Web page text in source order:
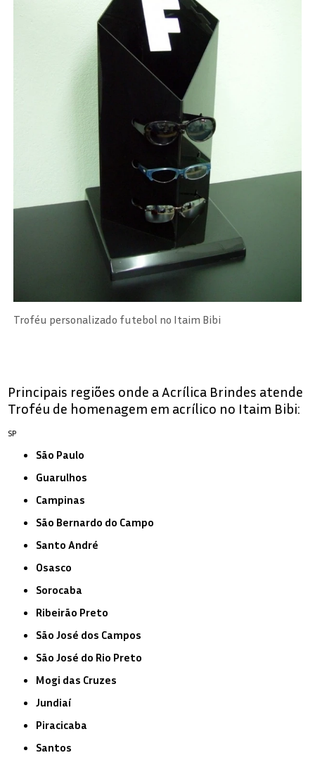
Troféu personalizado futebol no Itaim Bibi
Principais regiões onde a Acrílica Brindes atende
Troféu de homenagem em acrílico no Itaim Bibi:
SP
São Paulo
Guarulhos
Campinas
São Bernardo do Campo
Santo André
Osasco
Sorocaba
Ribeirão Preto
São José dos Campos
São José do Rio Preto
Mogi das Cruzes
Jundiaí
Piracicaba
Santos